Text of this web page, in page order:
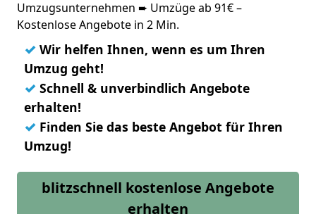
Umzugsunternehmen ➨ Umzüge ab 91€ –
Kostenlose Angebote in 2 Min.
✓ Wir helfen Ihnen, wenn es um Ihren
Umzug geht!
✓ Schnell & unverbindlich Angebote
erhalten!
✓ Finden Sie das beste Angebot für Ihren
Umzug!
blitzschnell kostenlose Angebote
erhalten